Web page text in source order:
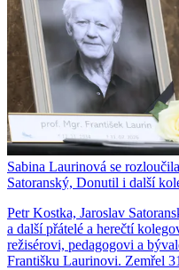
Sabina Laurinová se
Satoranský, Donutil i další
Petr Kostka, Jaroslav
a další přátelé a herečtí
režisérovi, pedagogovi a
Františku Laurinovi. Zemřel